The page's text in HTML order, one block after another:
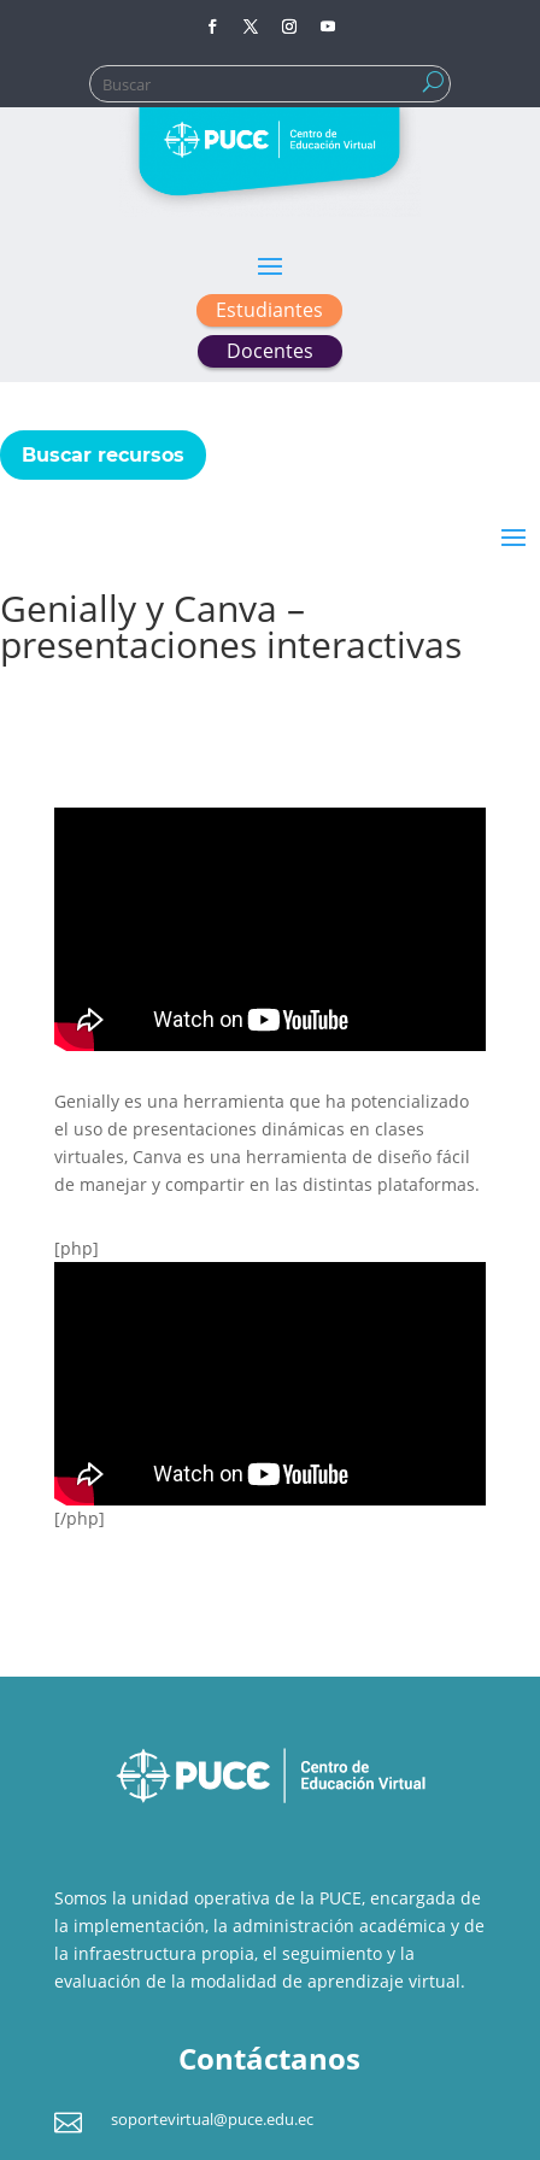
Buscar:
Estudiantes
Docentes
Buscar recursos
Genially y Canva –
presentaciones interactivas
Genially es una herramienta que ha potencializado
el uso de presentaciones dinámicas en clases
virtuales, Canva es una herramienta de diseño fácil
de manejar y compartir en las distintas plataformas.
[php]
[/php]
Somos la unidad operativa de la PUCE, encargada de
la implementación, la administración académica y de
la infraestructura propia, el seguimiento y la
evaluación de la modalidad de aprendizaje virtual.
Contáctanos
 soportevirtual@puce.edu.ec